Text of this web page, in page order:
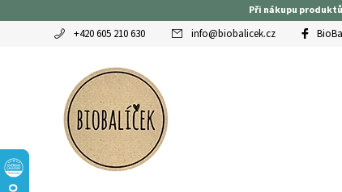
Při nákupu
+420 605 210 630 info@biobalicek.cz